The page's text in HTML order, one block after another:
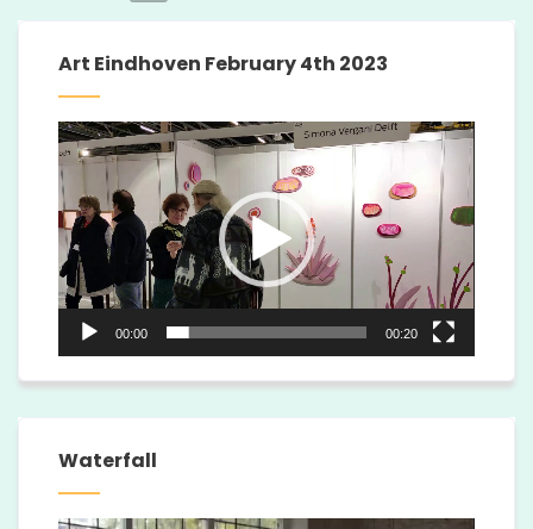
Art Eindhoven February 4th 2023
Video
Player
00:00 00:20
Waterfall